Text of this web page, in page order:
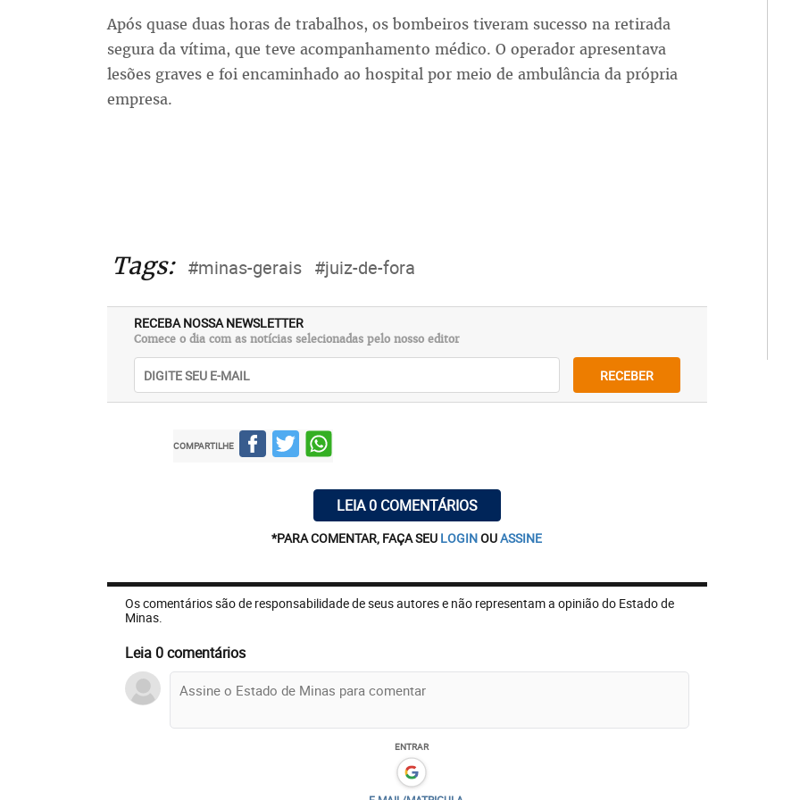
Após quase duas horas de trabalhos, os bombeiros tiveram sucesso na retirada
segura da vítima, que teve acompanhamento médico. O operador apresentava
lesões graves e foi encaminhado ao hospital por meio de ambulância da própria
empresa.
Tags: #minas-gerais #juiz-de-fora
RECEBA NOSSA NEWSLETTER
Comece o dia com as notícias selecionadas pelo nosso editor
RECEBER
COMPARTILHE
LEIA 0 COMENTÁRIOS
*PARA COMENTAR, FAÇA SEU LOGINOUASSINE
Os comentários são de responsabilidade de seus autores e não representam a opinião do Estado de
Minas.
Leia 0 comentários
ENTRAR